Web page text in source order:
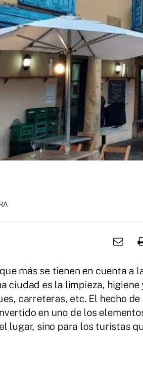
más se tienen en cuenta a
ciudad es la limpieza,
carreteras, etc. El hecho
en uno de los
lugar, sino para los turistas